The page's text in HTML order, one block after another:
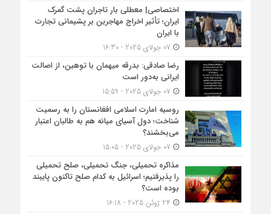
اختصاصی| معطلی بار تاجران پشت گمرک
ایران؛ تأثیر اخراج مهاجرین بر پشیمانی تجارت
با ایران
رضا صادقی: بدرقه میهمان با توهین، از اصالت
ایرانی به‌دور است
روسیه امارت اسلامی افغانستان را به رسمیت
شناخت؛ دول آسیای میانه هم به طالبان اعتبار
می‎‌بخشند؟
مذاکره تحمیلی، جنگ تحمیلی، صلح تحمیلی
را پذیرفتیم؛ اسرائیل به کدام صلح تاکنون پایبند
بوده است؟